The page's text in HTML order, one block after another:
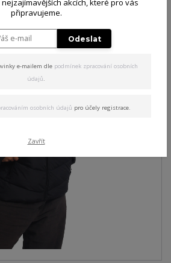
akcích, které pro vás
připravujeme.
Odeslat
e-mailem dle podmínek zpracování osobních
údajů.
osobních údajů pro účely registrace.
Zavřít